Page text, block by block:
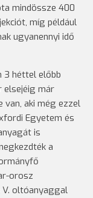
mindössze 400
míg például
ugyanennyi idő
3 héttel előbb
elsejéig már
aki még ezzel
Egyetem és
is
a
orosz
oltóanyaggal